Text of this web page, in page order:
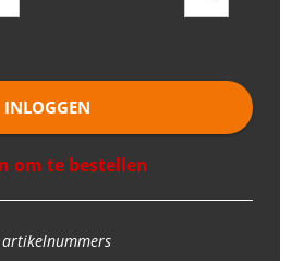
INLOGGEN
om te bestellen
artikelnummers